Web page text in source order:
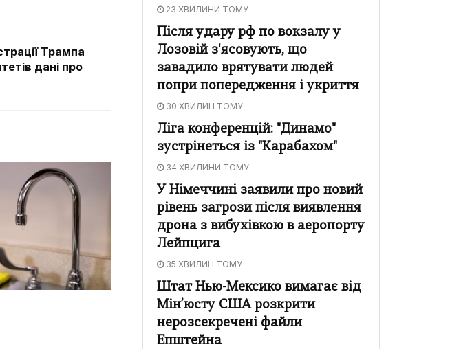
Трампа
дані про
23 ХВИЛИНИ ТОМУ
Після удару рф по вокзалу у
Лозовій з'ясовують, що
завадило врятувати людей
попри попередження і укриття
30 ХВИЛИН ТОМУ
Ліга конференцій: "Динамо"
зустрінеться із "Карабахом"
34 ХВИЛИНИ ТОМУ
У Німеччині заявили про новий
рівень загрози після виявлення
дрона з вибухівкою в аеропорту
Лейпцига
35 ХВИЛИН ТОМУ
Штат Нью-Мексико вимагає від
Мін’юсту США розкрити
нерозсекречені файли
Епштейна